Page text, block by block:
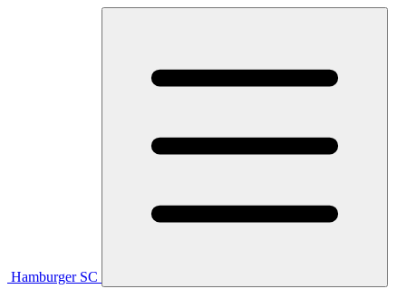
Hamburger SC